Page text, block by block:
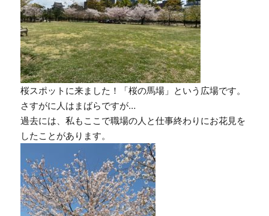
桜スポットに来ました！「桜の馬場」という広場です。
さすがに人はまばらですが…
過去には、私もここで職場の人と仕事終わりにお花見を
したことがあります。